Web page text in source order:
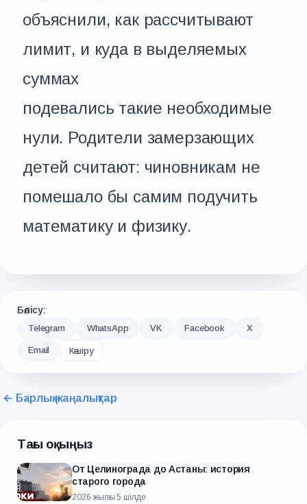
объяснили, как рассчитывают
лимит, и куда в выделяемых
суммах
подевались такие необходимые
нули. Родители замерзающих
детей считают: чиновникам не
помешало бы самим подучить
математику и физику.
Бөлісу:
Telegram WhatsApp VK Facebook X
Email Көшіру
← Барлық жаңалықтар
Тағы оқыңыз
От Целинограда до Астаны: история
старого города
2026 жылғы 5 шілде